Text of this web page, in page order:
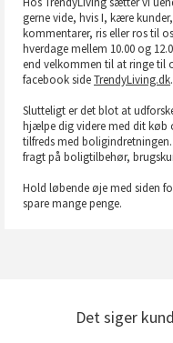
gerne vide, hvis I, kære
kommentarer, ris eller ros til
hverdage mellem 10.00 og
end velkommen til at ringe til
facebook sideTrendyLiving.dk.
Slutteligt er det blot at
hjælpe dig videre med dit køb
tilfreds med
fragt på boligtilbehør,
Hold løbende øje med siden
spare mange penge.
Det siger